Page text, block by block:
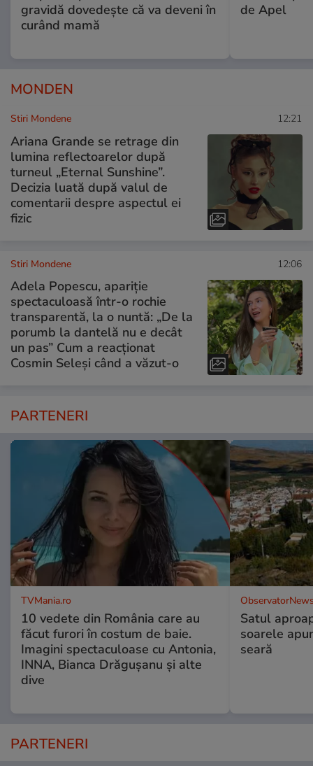
gravidă dovedește că va deveni în
curând mamă
de Apel
MONDEN
Stiri Mondene 12:21
Ariana Grande se retrage din
lumina reflectoarelor după
turneul „Eternal Sunshine”.
Decizia luată după valul de
comentarii despre aspectul ei
fizic
Stiri Mondene 12:06
Adela Popescu, apariție
spectaculoasă într-o rochie
transparentă, la o nuntă: „De la
porumb la dantelă nu e decât
un pas” Cum a reacționat
Cosmin Seleși când a văzut-o
PARTENERI
TVMania.ro
10 vedete din România care au
făcut furori în costum de baie.
Imagini spectaculoase cu Antonia,
INNA, Bianca Drăgușanu și alte
dive
Satul
soarele
seară
PARTENERI